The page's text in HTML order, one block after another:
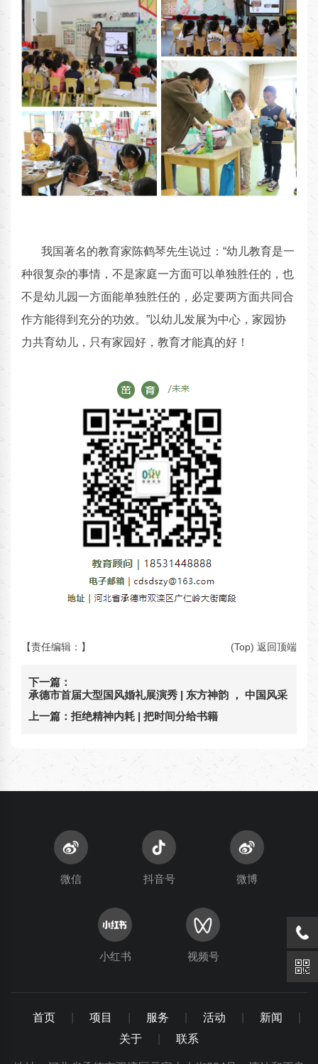
我国著名的教育家陈鹤琴先生说过：“幼儿教育是一
种很复杂的事情，不是家庭一方面可以单独胜任的，也
不是幼儿园一方面能单独胜任的，必定要两方面共同合
作方能得到充分的功效。”以幼儿发展为中心，家园协
力共育幼儿，只有家园好，教育才能真的好！
【责任编辑： 】 (Top) 返回顶端
下一篇：
承德市首届大型国风婚礼展演秀 | 东方神韵 ， 中国风采
上一篇： 拒绝精神内耗 | 把时间分给书籍
微信 抖音号 微博
小红书 视频号
首页 项目 服务 活动 新闻
关于
联系